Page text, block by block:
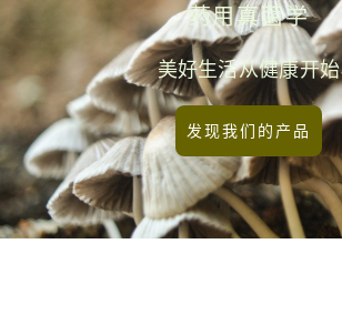
药用真菌学
美好生活从健康开始
发现我们的产品